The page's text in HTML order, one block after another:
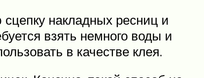
накладных ресниц и
взять немного воды и
в качестве клея.